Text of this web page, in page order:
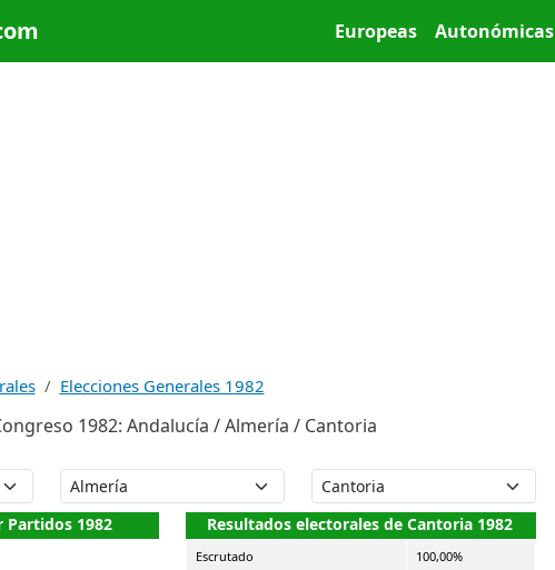
Main menu
Europeas Autonómicas
Elecciones Generales 1982
1982: Andalucía / Almería / Cantoria
Partidos 1982 Resultados electorales de Cantoria 1982
Escrutado 100,00%